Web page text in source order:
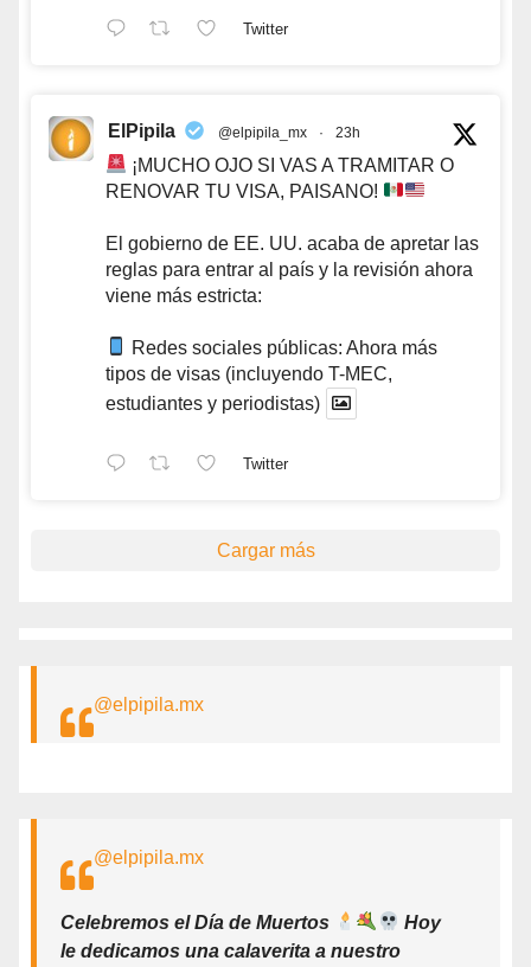
Twitter
ElPipila @elpipila_mx · 23h
¡MUCHO OJO SI VAS A TRAMITAR O
RENOVAR TU VISA, PAISANO!
El gobierno de EE. UU. acaba de apretar las
reglas para entrar al país y la revisión ahora
viene más estricta:
Redes sociales públicas: Ahora más
tipos de visas (incluyendo T-MEC,
estudiantes y periodistas)
Twitter
Cargar más
@elpipila.mx
@elpipila.mx
Celebremos el Día de Muertos
Hoy
le dedicamos una calaverita a nuestro